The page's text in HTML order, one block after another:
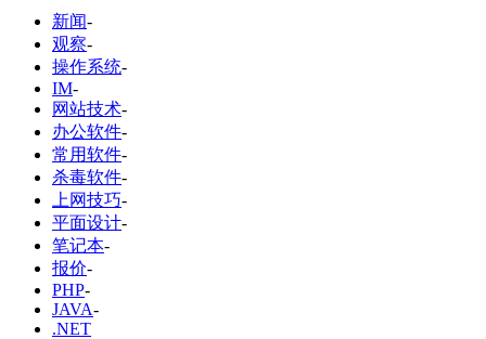
新闻-
观察-
操作系统-
IM-
网站技术-
办公软件-
常用软件-
杀毒软件-
上网技巧-
平面设计-
笔记本-
报价-
PHP-
JAVA-
.NET